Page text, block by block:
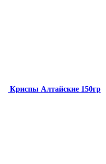
Криспы Алтайские 150гр